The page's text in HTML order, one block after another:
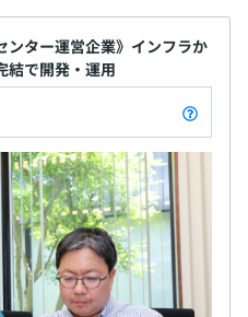
ンター運営企業》インフラか
結で開発・運用